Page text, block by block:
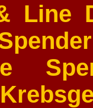
Line